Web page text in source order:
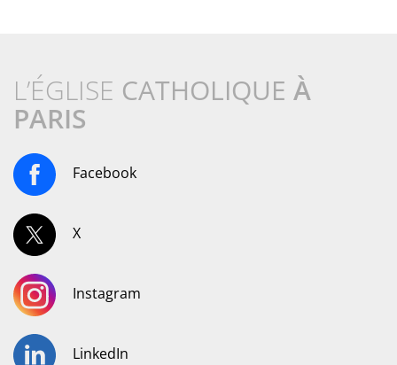
L’ÉGLISE CATHOLIQUE À
PARIS
Facebook
X
Instagram
LinkedIn